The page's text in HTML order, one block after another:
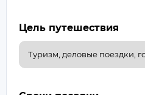
Цель путешествия